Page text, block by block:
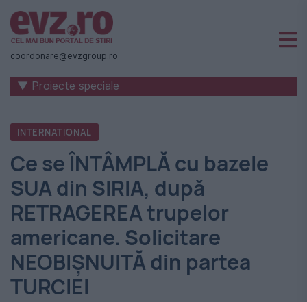
Știri
naționale
internaționale
România
-
Evenimentul
Zilei
coordonare@evzgroup.ro
▼ Proiecte speciale
INTERNATIONAL
Ce se ÎNTÂMPLĂ cu bazele
SUA din SIRIA, după
RETRAGEREA trupelor
americane. Solicitare
NEOBIŞNUITĂ din partea
TURCIEI